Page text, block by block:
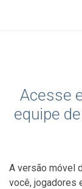
Acesse
equipe
A versão móvel
você, jogadores